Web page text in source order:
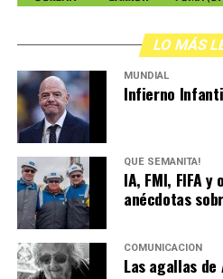
LO MÁS
MUNDIAL
Infierno
QUÉ SEMANITA!
IA, FMI, FIFA
anécdotas
COMUNICACIÓN
Las agallas de